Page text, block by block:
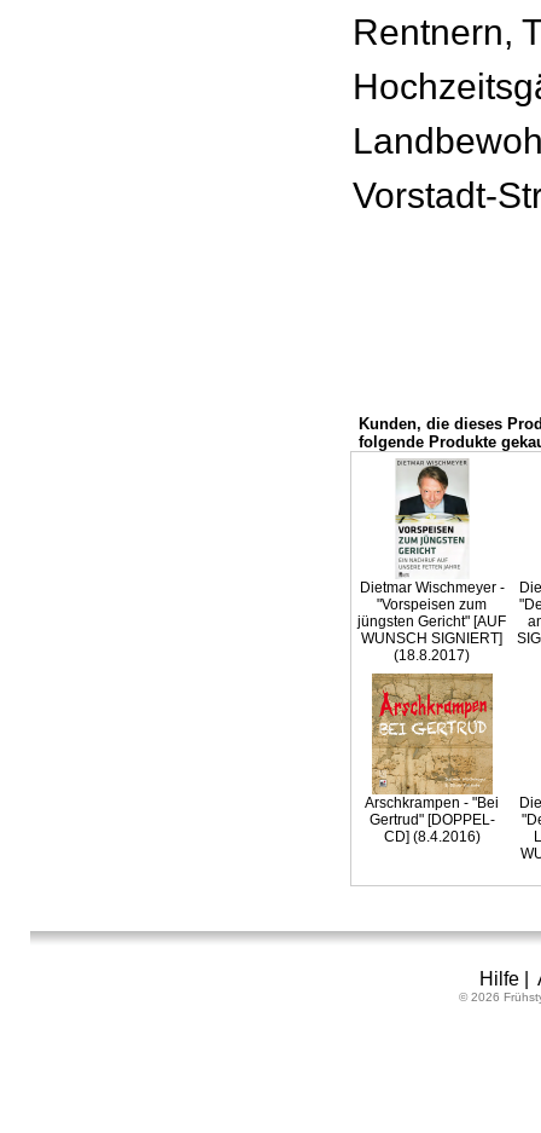
Rentnern,
Vorstadt-
Kunden, die dieses
folgende Produkte
Dietmar Wischmeyer -
"Vorspeisen zum
jüngsten Gericht" [AUF
WUNSCH SIGNIERT]
(18.8.2017)
Arschkrampen - "Bei
Gertrud" [DOPPEL-
CD] (8.4.2016)
Hilfe|
© 2026